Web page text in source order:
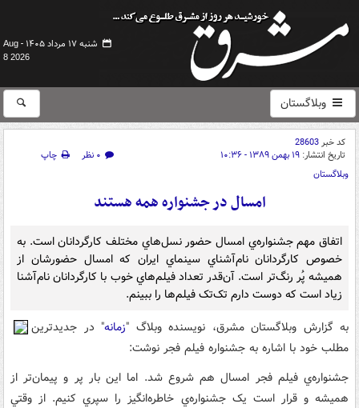
شنبه ۱۷ مرداد ۱۴۰۵ -
Aug
8 2026
وبلاگستان
کد خبر28603
تاریخ انتشار: ۱۹ بهمن ۱۳۸۹ - ۱۰:۳۶ ۰ نظر
چاپ
وبلاگستان
امسال در جشنواره همه هستند
اتفاق مهم جشنواره‌ي امسال حضور نسل‌هاي مختلف کارگردانان است. به
خصوص کارگردانان نام‌آشناي سينماي ايران که امسال حضورشان از
هميشه پُر رنگ‌تر است. آن‌قدر تعداد فيلم‌هاي خوب با کارگردانان نام‌آشنا
زياد است که دوست دارم تک‌تک فيلم‌ها را ببينم.
به گزارش وبلاگستان مشرق، نويسنده وبلاگ "زمانه" در جديدترين
مطلب خود با اشاره به جشنواره فيلم فجر نوشت:
جشنواره‌ي فيلم فجر امسال هم شروع شد. اما اين بار پر و پيمان‌تر از
هميشه و قرار است يک جشنواره‌ي خاطره‌انگيز را سپري کنيم. از وقتي